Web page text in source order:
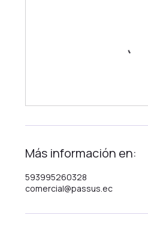
Más información en:
593995260328
comercial@passus.ec